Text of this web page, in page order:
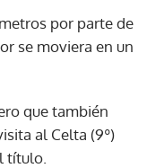
por parte de
se moviera en un
que también
al Celta (9º)
título.